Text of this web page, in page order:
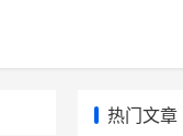
热门文章